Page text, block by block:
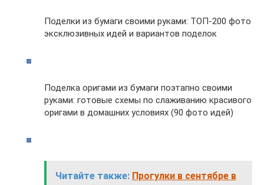
Поделки из бумаги своими руками: ТОП-200 фото
эксклюзивных идей и вариантов поделок
Поделка оригами из бумаги поэтапно своими
руками: готовые схемы по слаживанию красивого
оригами в домашних условиях (90 фото идей)
Читайте также: Прогулки в сентябре в